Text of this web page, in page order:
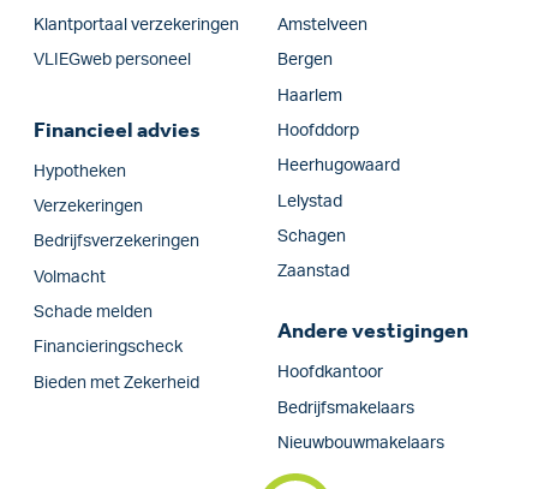
Klantportaal verzekeringen
VLIEGweb personeel
Financieel advies
Hypotheken
Verzekeringen
Bedrijfs­verzekeringen
Volmacht
Schade melden
Financieringscheck
Bieden met Zekerheid
Amstelveen
Bergen
Haarlem
Hoofddorp
Heerhugowaard
Lelystad
Schagen
Zaanstad
Andere vestigingen
Hoofdkantoor
Bedrijfsmakelaars
Nieuwbouwmakelaars